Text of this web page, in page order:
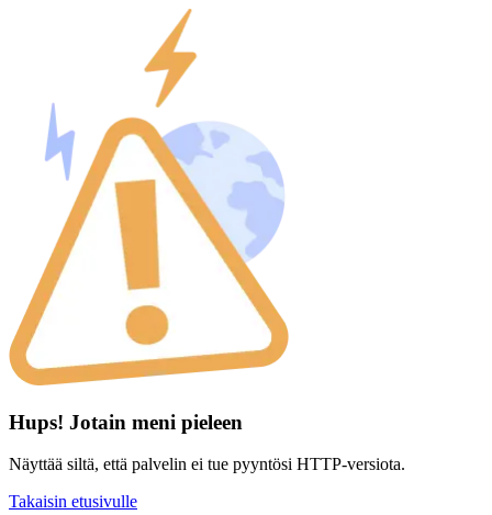
Hups! Jotain meni pieleen
Näyttää siltä, että palvelin ei tue pyyntösi HTTP-versiota.
Takaisin etusivulle